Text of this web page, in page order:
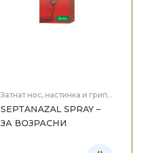
Затнат нос, настинка и грип,
SEPTANAZAL SPRAY –
ЗА ВОЗРАСНИ